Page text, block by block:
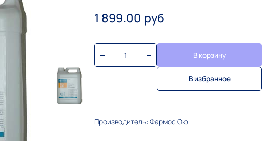
1 899.00 руб
В корзину
В избранное
Производитель: Фармос Ою